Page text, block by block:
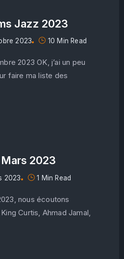
Jazz 2023
2023 10 Min Read
2023 OK, j’ai un peu
faire ma liste des
2023
2023 1 Min Read
nous écoutons
Curtis, Ahmad Jamal,